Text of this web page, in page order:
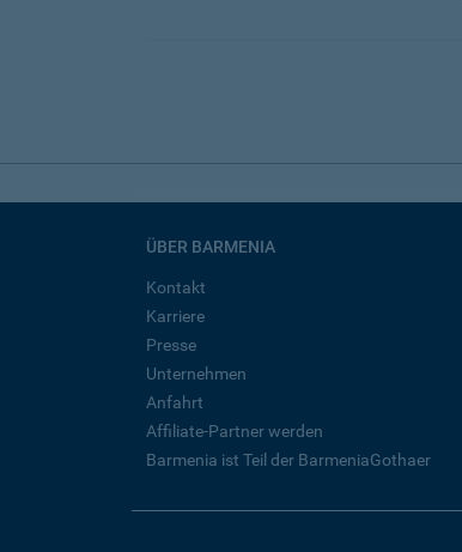
ÜBER BARMENIA
Kontakt
Karriere
Presse
Unternehmen
Anfahrt
Affiliate-Partner werden
Barmenia ist Teil der BarmeniaGothaer